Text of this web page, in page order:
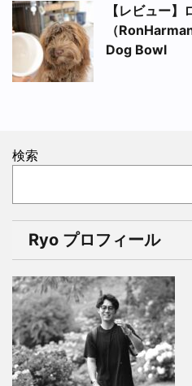
【レビュー
（
Dog Bowl
検索
Ryo プロフィール